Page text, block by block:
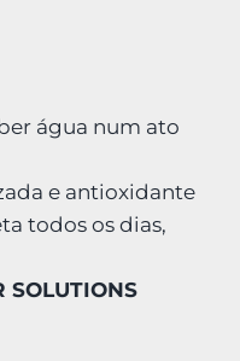
água num ato
e antioxidante
todos os dias,
SOLUTIONS